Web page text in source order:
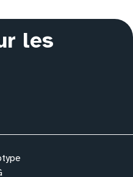
les